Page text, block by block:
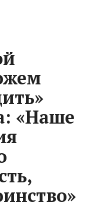
«Наше